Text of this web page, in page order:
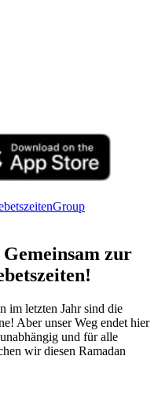
zur
im letzten Jahr sind die
Aber unser Weg endet hier
und für alle
wir diesen Ramadan